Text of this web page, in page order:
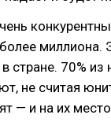
миллиона.
стране. 70% из
не считая
— и на их